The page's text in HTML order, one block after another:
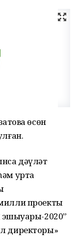
өсөн
дәүләт
урта
проекты
2020”
директоры»